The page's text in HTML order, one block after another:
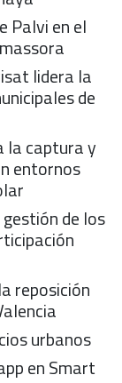
Palvi en el
lidera la
de
la captura y
entornos
de los
reposición
urbanos
en Smart